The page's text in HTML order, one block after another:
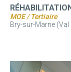
MOE / Tertiaire
Bry-sur-Marne (Val